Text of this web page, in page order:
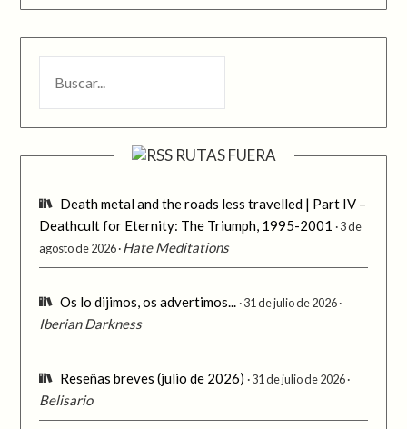
RUTAS FUERA
Death metal and the roads less travelled | Part IV –
Deathcult for Eternity: The Triumph, 1995-2001
3 de
agosto de 2026 Hate Meditations
Os lo dijimos, os advertimos... 31 de julio de 2026
Iberian Darkness
Reseñas breves (julio de 2026) 31 de julio de 2026
Belisario